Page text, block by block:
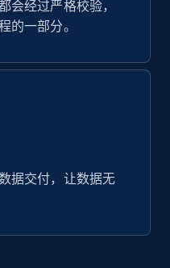
会经过严格校验，
的一部分。
据交付，让数据无